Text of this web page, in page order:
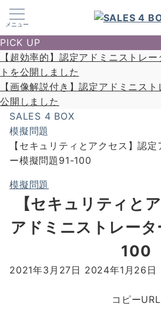
メニュー
PICK UP
【超効率的】認定アドミニストレ
トを公開しました
【画像解説付き】認定アドミニス
公開しました
SALES 4 BOX
模擬問題
【セキュリティとアクセス】認
ー模擬問題91-100
模擬問題
【セキュリティと
アドミニストレー
100
2021年3月27日 2024年1月26日
コピーURL